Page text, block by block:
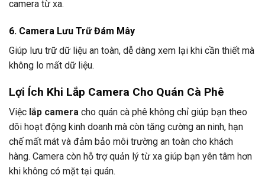
camera từ xa.
6. Camera Lưu Trữ Đám Mây
Giúp lưu trữ dữ liệu an toàn, dễ dàng xem lại khi cần thiết mà
không lo mất dữ liệu.
Lợi Ích Khi Lắp Camera Cho Quán Cà Phê
Việc lắp camera cho quán cà phê không chỉ giúp bạn theo
dõi hoạt động kinh doanh mà còn tăng cường an ninh, hạn
chế mất mát và đảm bảo môi trường an toàn cho khách
hàng. Camera còn hỗ trợ quản lý từ xa giúp bạn yên tâm hơn
khi không có mặt tại quán.